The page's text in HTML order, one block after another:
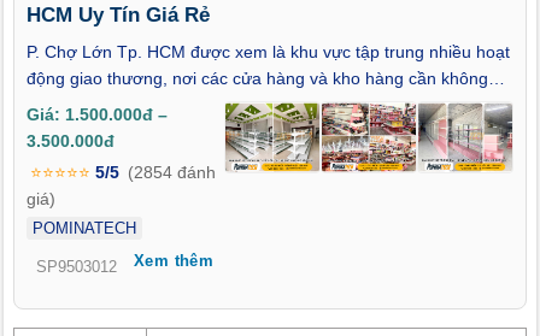
HCM Uy Tín Giá Rẻ
P. Chợ Lớn Tp. HCM được xem là khu vực tập trung nhiều hoạt
động giao thương, nơi các cửa hàng và kho hàng cần không
gian trưng bày rõ ràng để thuận tiện cho việc chọn lựa, kiểm tra
và luân chuyển sản phẩm. Trong bối cảnh đó, hệ kệ trưng bày
không chỉ phục vụ việc sắp xếp hàng hóa mà còn hỗ trợ tối ưu
quy trình bán hàng. Chính vì vậy, nhu cầu tìm xưởng sản xuất
kệ trưng bày tại P. Chợ Lớn Tp. HCM uy tín giá rẻ có khả năng
gia công theo yêu cầu, đáp ứng số lượng và đảm bảo độ bền
ngày càng tăng. POMINATECH là xưởng sản xuất trực tiếp
Giá: 1.500.000đ –
3.500.000đ
⭐⭐⭐⭐⭐ 5/5 (2854 đánh
giá)
POMINATECH
SP9503012 Xem thêm